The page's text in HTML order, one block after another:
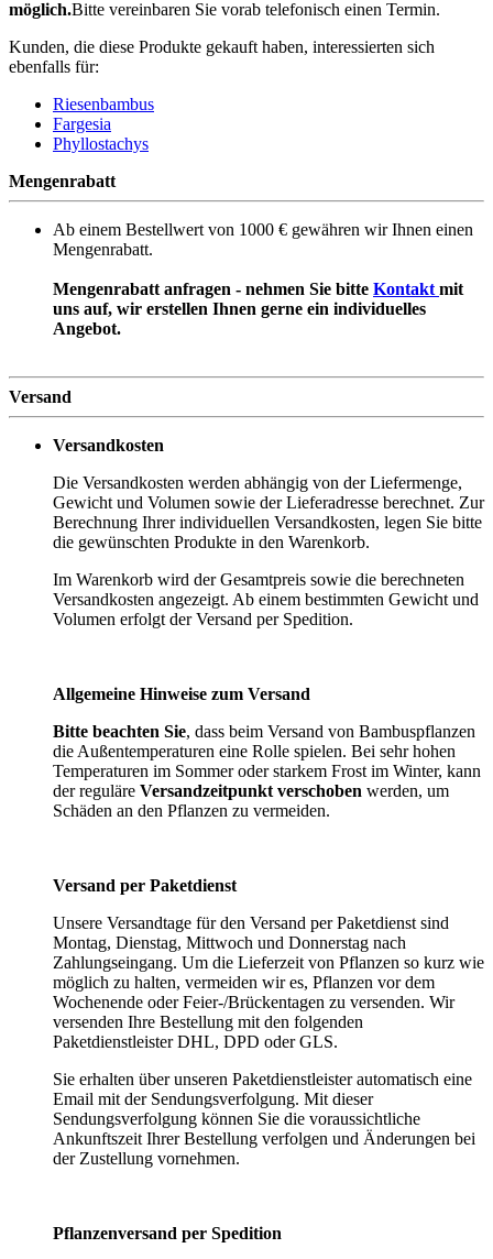
möglich.Bitte vereinbaren Sie vorab telefonisch einen Termin.
Kunden, die diese Produkte gekauft haben, interessierten sich
ebenfalls für:
Riesenbambus
Fargesia
Phyllostachys
Mengenrabatt
Ab einem Bestellwert von 1000 € gewähren wir Ihnen einen
Mengenrabatt.
Mengenrabatt anfragen - nehmen Sie bitte Kontakt mit
uns auf, wir erstellen Ihnen gerne ein individuelles
Angebot.
Versand
Versandkosten
Die Versandkosten werden abhängig von der Liefermenge,
Gewicht und Volumen sowie der Lieferadresse berechnet. Zur
Berechnung Ihrer individuellen Versandkosten, legen Sie bitte
die gewünschten Produkte in den Warenkorb.
Im Warenkorb wird der Gesamtpreis sowie die berechneten
Versandkosten angezeigt. Ab einem bestimmten Gewicht und
Volumen erfolgt der Versand per Spedition.
Allgemeine Hinweise zum Versand
Bitte beachten Sie, dass beim Versand von Bambuspflanzen
die Außentemperaturen eine Rolle spielen. Bei sehr hohen
Temperaturen im Sommer oder starkem Frost im Winter, kann
der reguläre Versandzeitpunkt verschoben werden, um
Schäden an den Pflanzen zu vermeiden.
Versand per Paketdienst
Unsere Versandtage für den Versand per Paketdienst sind
Montag, Dienstag, Mittwoch und Donnerstag nach
Zahlungseingang. Um die Lieferzeit von Pflanzen so kurz wie
möglich zu halten, vermeiden wir es, Pflanzen vor dem
Wochenende oder Feier-/Brückentagen zu versenden. Wir
versenden Ihre Bestellung mit den folgenden
Paketdienstleister DHL, DPD oder GLS.
Sie erhalten über unseren Paketdienstleister automatisch eine
Email mit der Sendungsverfolgung. Mit dieser
Sendungsverfolgung können Sie die voraussichtliche
Ankunftszeit Ihrer Bestellung verfolgen und Änderungen bei
der Zustellung vornehmen.
Pflanzenversand per Spedition